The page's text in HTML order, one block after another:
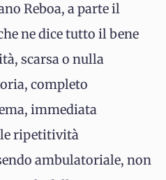
Reboa, a parte il
ne dice tutto il bene
scarsa o nulla
completo
immediata
ripetitività
ambulatoriale, non